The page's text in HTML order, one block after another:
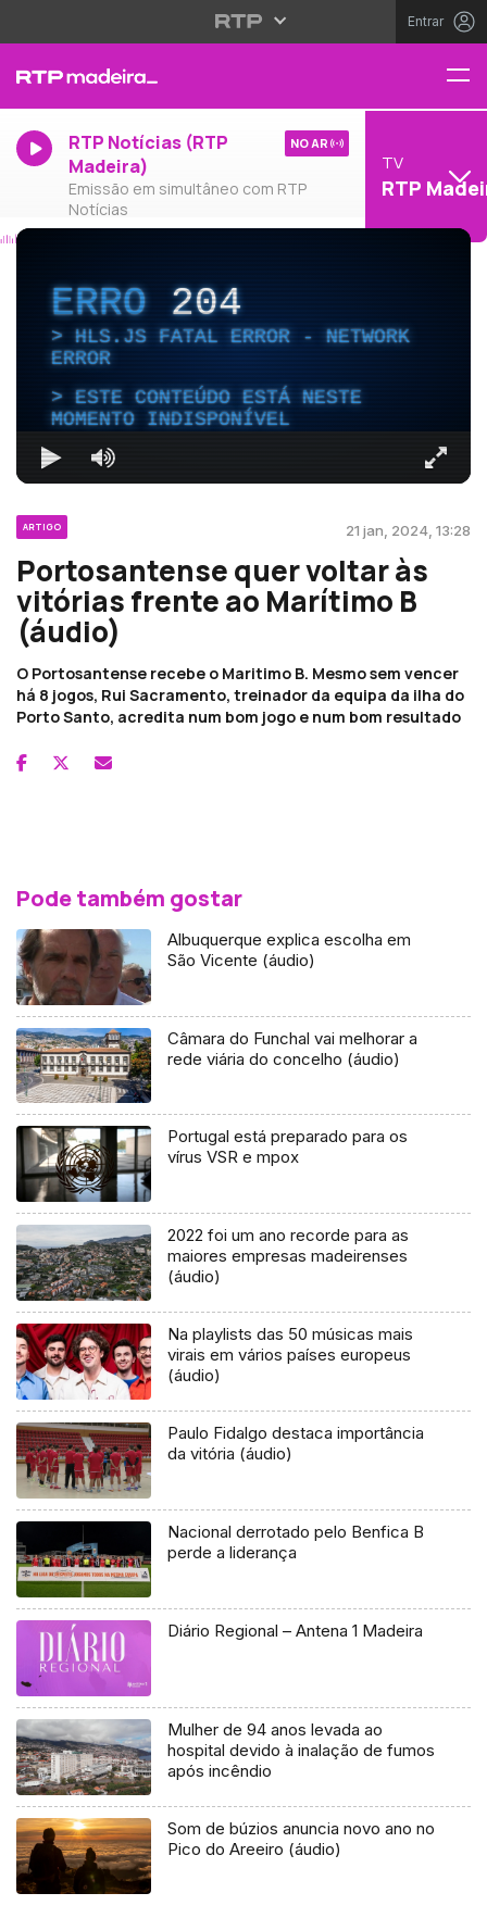
Entrar
RTP Notícias (RTP
Madeira)
Emissão em simultâneo com RTP
Notícias
NO AR
TV
RTP
ERRO204
HLS.JS FATAL ERROR - NETWORK
ERROR
ESTE CONTEÚDO ESTÁ NESTE
MOMENTO INDISPONÍVEL
ARTIGO 21 jan, 2024, 13:28
Portosantense quer voltar às
vitórias frente ao Marítimo B
(áudio)
O Portosantense recebe o Maritimo B. Mesmo sem vencer
há 8 jogos, Rui Sacramento, treinador da equipa da ilha do
Porto Santo, acredita num bom jogo e num bom resultado
Pode também gostar
Albuquerque explica escolha em
São Vicente (áudio)
Câmara do Funchal vai melhorar a
rede viária do concelho (áudio)
Portugal está preparado para os
vírus VSR e mpox
2022 foi um ano recorde para as
maiores empresas madeirenses
(áudio)
Na playlists das 50 músicas mais
virais em vários países europeus
(áudio)
Paulo Fidalgo destaca importância
da vitória (áudio)
Nacional derrotado pelo Benfica B
perde a liderança
Diário Regional – Antena 1 Madeira
Mulher de 94 anos levada ao
hospital devido à inalação de fumos
após incêndio
Som de búzios anuncia novo ano no
Pico do Areeiro (áudio)